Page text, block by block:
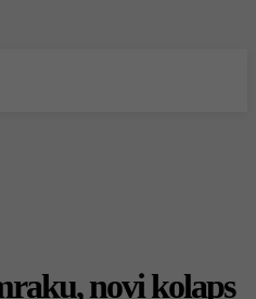
novi kolaps